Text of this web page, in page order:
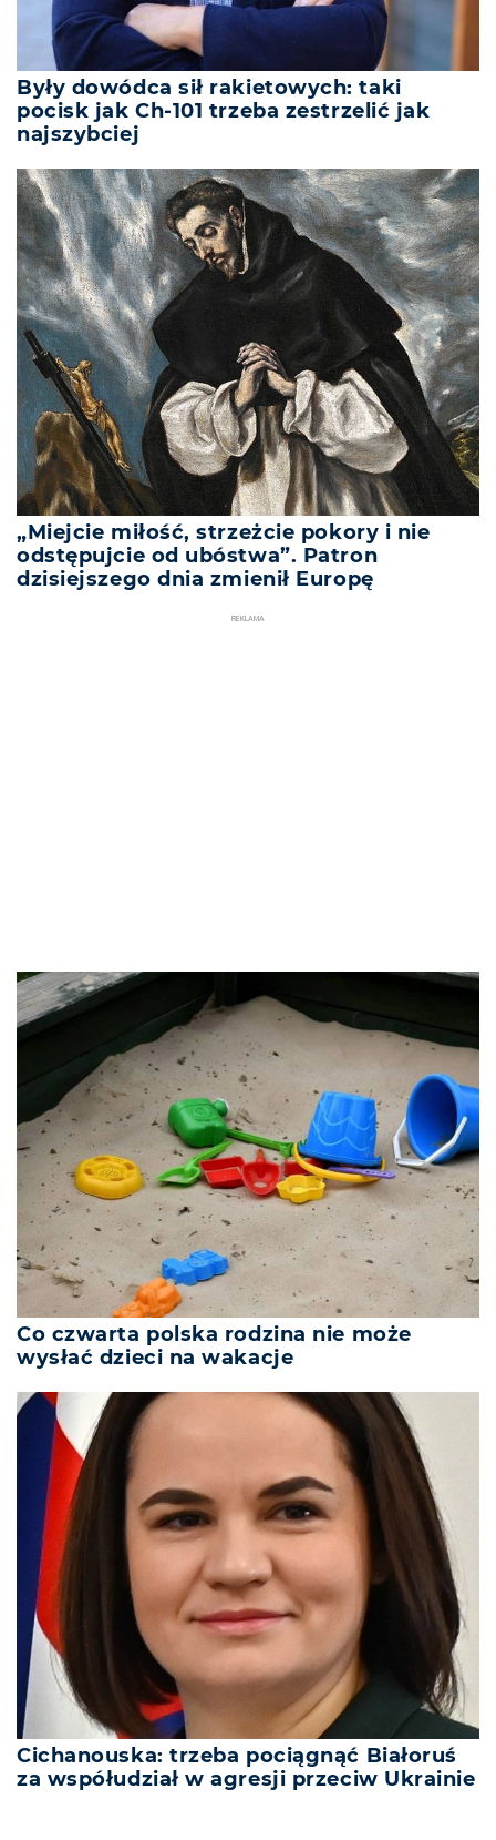
Były dowódca sił rakietowych: taki
pocisk jak Ch-101 trzeba zestrzelić jak
najszybciej
„Miejcie miłość, strzeżcie pokory i nie
odstępujcie od ubóstwa”. Patron
dzisiejszego dnia zmienił Europę
REKLAMA
Co czwarta polska rodzina nie może
wysłać dzieci na wakacje
Cichanouska: trzeba pociągnąć Białoruś
za współudział w agresji przeciw Ukrainie